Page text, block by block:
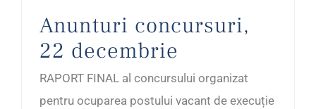
Anunturi concursuri,
22 decembrie
RAPORT FINAL al concursului organizat
pentru ocuparea postului vacant de execuție